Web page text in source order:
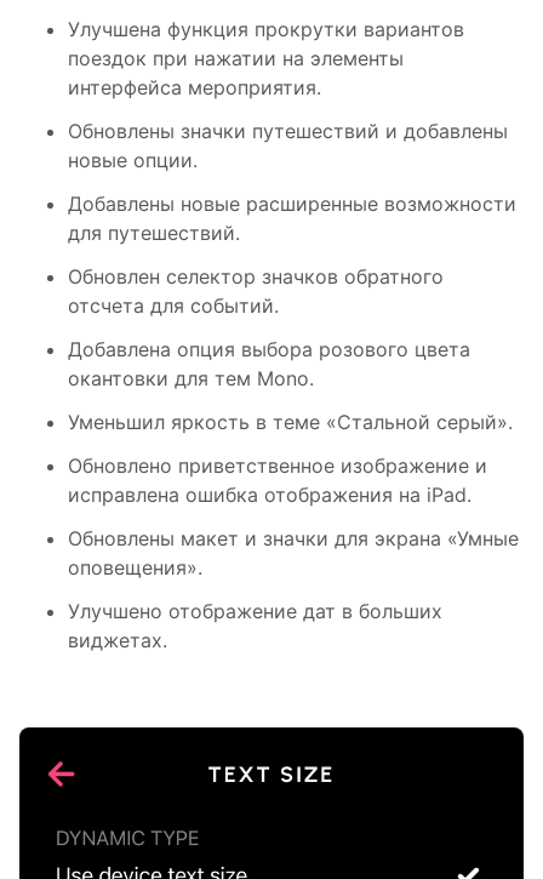
Улучшена функция прокрутки вариантов
поездок при нажатии на элементы
интерфейса мероприятия.
Обновлены значки путешествий и добавлены
новые опции.
Добавлены новые расширенные возможности
для путешествий.
Обновлен селектор значков обратного
отсчета для событий.
Добавлена ​​опция выбора розового цвета
окантовки для тем Mono.
Уменьшил яркость в теме «Стальной серый».
Обновлено приветственное изображение и
исправлена ​​ошибка отображения на iPad.
Обновлены макет и значки для экрана «Умные
оповещения».
Улучшено отображение дат в больших
виджетах.